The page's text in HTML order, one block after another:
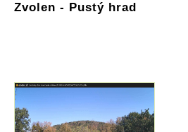
Zvolen - Pustý hrad